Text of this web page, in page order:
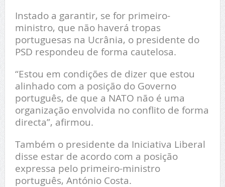
Instado a garantir, se for primeiro-
ministro, que não haverá tropas
portuguesas na Ucrânia, o presidente do
PSD respondeu de forma cautelosa.
“Estou em condições de dizer que estou
alinhado com a posição do Governo
português, de que a NATO não é uma
organização envolvida no conflito de forma
directa”, afirmou.
Também o presidente da Iniciativa Liberal
disse estar de acordo com a posição
expressa pelo primeiro-ministro
português, António Costa.